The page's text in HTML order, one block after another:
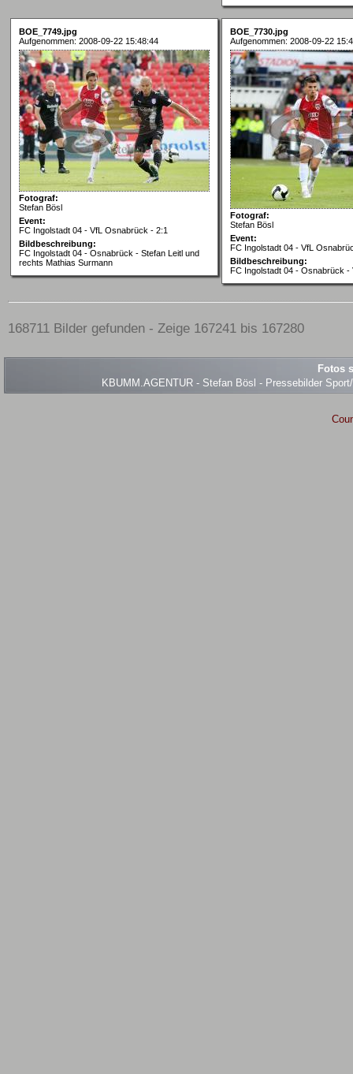
BOE_7749.jpg
Aufgenommen: 2008-09-22 15:48:44
Fotograf:
Stefan Bösl
Event:
FC Ingolstadt 04 - VfL Osnabrück - 2:1
Bildbeschreibung:
FC Ingolstadt 04 - Osnabrück - Stefan Leitl und
rechts Mathias Surmann
BOE_7730.jpg
Aufgenommen: 2008-09-22
Fotograf:
Stefan Bösl
Event:
FC Ingolstadt 04 - VfL
Bildbeschreibung:
FC Ingolstadt 04 - Osnabrück -
168711 Bilder gefunden - Zeige 167241 bis 167280
Fotos
KBUMM.AGENTUR - Stefan Bösl - Pressebilder